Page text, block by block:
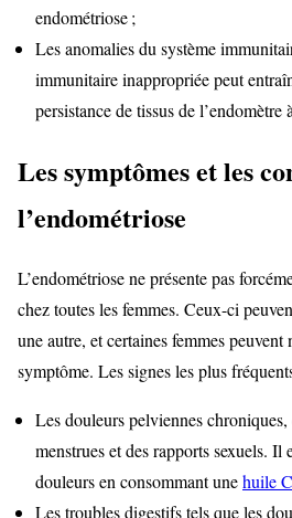
endométriose ;
Les anomalies du système
immunitaire inappropriée peut
persistance de tissus de l’endomètre
Les symptômes et les
l’endométriose
L’endométriose ne présente pas
chez toutes les femmes. Ceux-ci
une autre, et certaines femmes peuvent
symptôme. Les signes les plus
Les douleurs pelviennes
menstrues et des rapports sexuels. Il
douleurs en consommant unehuile
Les troubles digestifs tels que les